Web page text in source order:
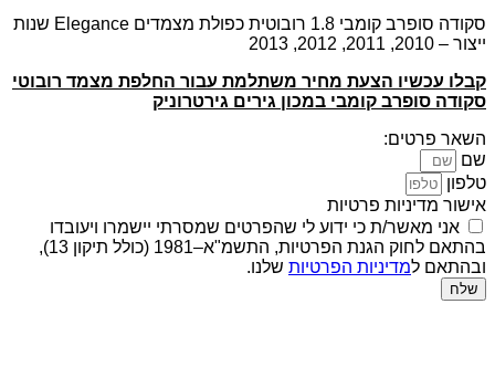
סקודה סופרב קומבי 1.8 רובוטית כפולת מצמדים Elegance שנות
ייצור – 2010, 2011, 2012, 2013
קבלו עכשיו הצעת מחיר משתלמת עבור החלפת מצמד רובוטי
סקודה סופרב קומבי במכון גירים גירטרוניק
השאר פרטים:
שם
טלפון
אישור מדיניות פרטיות
אני מאשר/ת כי ידוע לי שהפרטים שמסרתי יישמרו ויעובדו
בהתאם לחוק הגנת הפרטיות, התשמ"א–1981 (כולל תיקון 13),
ובהתאם למדיניות הפרטיות שלנו.
שלח